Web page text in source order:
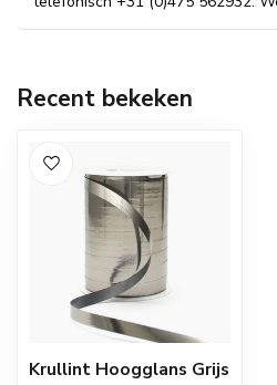
Recent bekeken
Krullint Hoogglans Grijs